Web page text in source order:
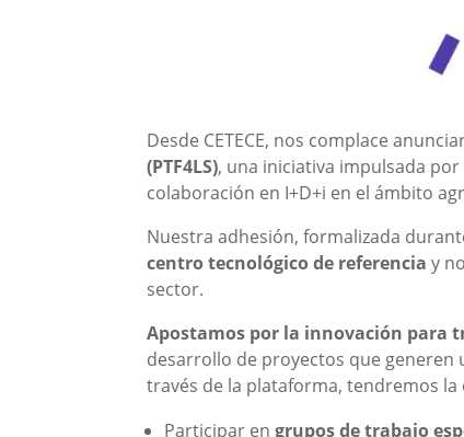
Desde CETECE, nos complace
(PTF4LS), una iniciativa impulsada por
colaboración en I+D+i en el ámbito
Nuestra adhesión, formalizada
centro tecnológico de referencia y
sector.
Apostamos por la innovación para
desarrollo de proyectos que
través de la plataforma, tendremos
Participar engrupos de trabajo